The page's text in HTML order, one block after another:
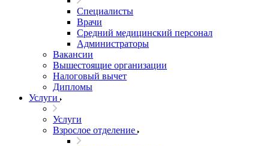
Специалисты
Врачи
Средний медицинский персонал
Администраторы
Вакансии
Вышестоящие организации
Налоговый вычет
Дипломы
Услуги
Услуги
Взрослое отделение